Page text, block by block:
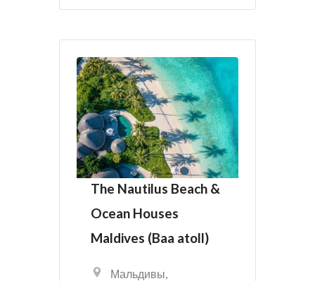
The Nautilus Beach &
Ocean Houses
Maldives (Baa atoll)
Мальдивы,